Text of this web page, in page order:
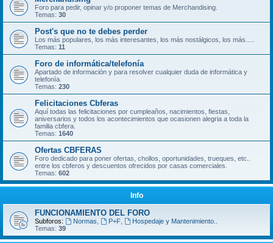
Foro para pedir, opinar y/o proponer temas de Merchandising.
Temas: 30
Post's que no te debes perder
Los más populares, los más interesantes, los más nostálgicos, los más.....
Temas: 11
Foro de informática/telefonía
Apartado de información y para resolver cualquier duda de informática y
telefonía.
Temas: 230
Felicitaciones Cbferas
Aquí todas las felicitaciones por cumpleaños, nacimientos, fiestas,
aniversarios y todos los acontecimientos que ocasionen alegria a toda la
familia cbfera.
Temas: 1640
Ofertas CBFERAS
Foro dedicado para poner ofertas, chollos, oportunidades, trueques, etc..
entre los cbferos y descuentos ofrecidos por casas comerciales.
Temas: 602
Info
FUNCIONAMIENTO DEL FORO
Subforos: Normas P+F,
Hospedaje y Mantenimiento..
Temas: 39